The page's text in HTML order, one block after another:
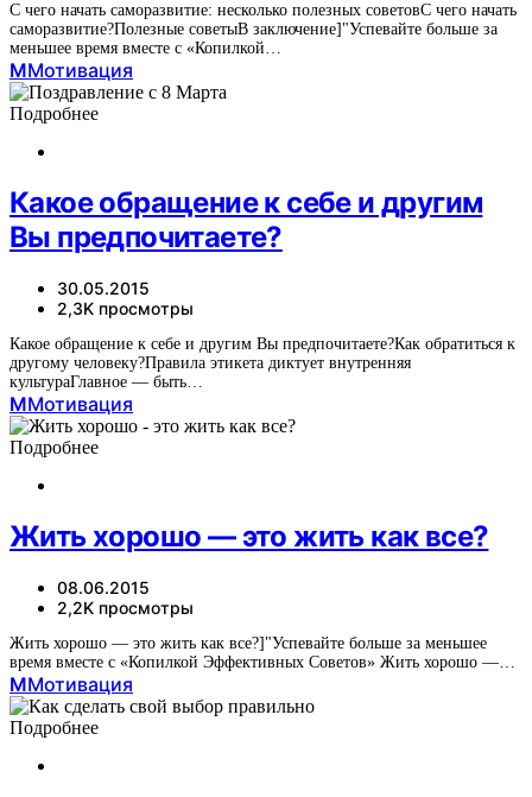
С чего начать саморазвитие: несколько полезных советовС чего начать
саморазвитие?Полезные советыВ заключение]"Успевайте больше за
меньшее время вместе с «Копилкой…
ММотивация
Подробнее
Какое обращение к себе и другим
Вы предпочитаете?
30.05.2015
2,3K просмотры
Какое обращение к себе и другим Вы предпочитаете?Как обратиться к
другому человеку?Правила этикета диктует внутренняя
культураГлавное — быть…
ММотивация
Подробнее
Жить хорошо — это жить как все?
08.06.2015
2,2K просмотры
Жить хорошо — это жить как все?]"Успевайте больше за меньшее
время вместе с «Копилкой Эффективных Советов» Жить хорошо —…
ММотивация
Подробнее